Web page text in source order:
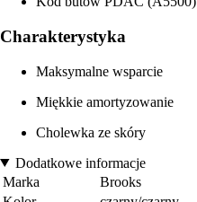
Charakterystyka
Maksymalne wsparcie
Miękkie amortyzowanie
Cholewka ze skóry
Dodatkowe informacje
Marka
Brooks